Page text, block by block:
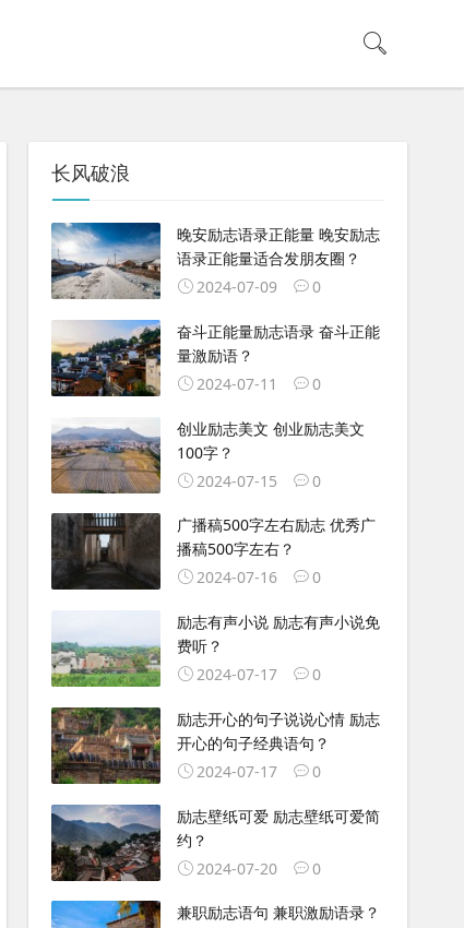
长风破浪
晚安励志语录正能量 晚安励志
语录正能量适合发朋友圈？
2024-07-09
0
奋斗正能量励志语录 奋斗正能
量激励语？
2024-07-11
0
创业励志美文 创业励志美文
100字？
2024-07-15
0
广播稿500字左右励志 优秀广
播稿500字左右？
2024-07-16
0
励志有声小说 励志有声小说免
费听？
2024-07-17
0
励志开心的句子说说心情 励志
开心的句子经典语句？
2024-07-17
0
励志壁纸可爱 励志壁纸可爱简
约？
2024-07-20
0
兼职励志语句 兼职激励语录？